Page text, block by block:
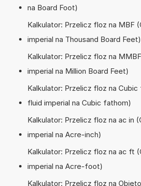
na Board Foot)
Kalkulator: Przelicz floz na MBF
imperial na Thousand Board Feet)
Kalkulator: Przelicz floz na
imperial na Million Board Feet)
Kalkulator: Przelicz floz na
fluid imperial na Cubic fathom)
Kalkulator: Przelicz floz na ac in
imperial na Acre-inch)
Kalkulator: Przelicz floz na ac ft
imperial na Acre-foot)
Kalkulator: Przelicz floz na